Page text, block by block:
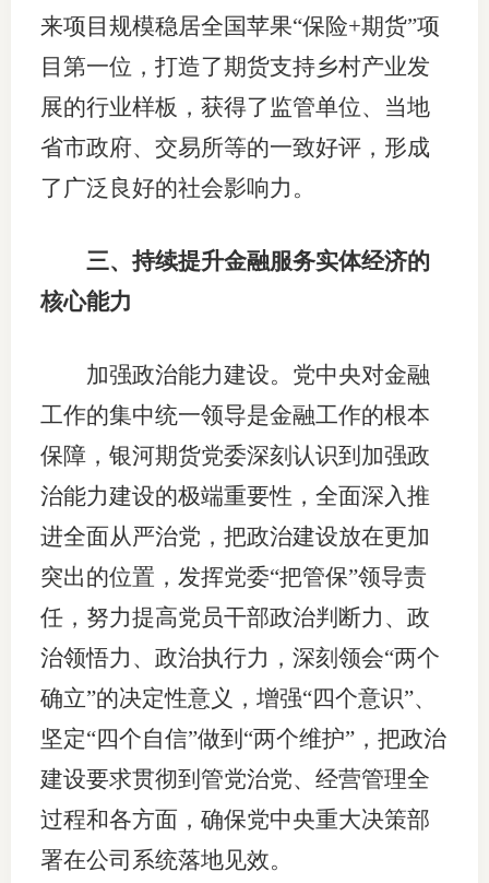
来项目规模稳居全国苹果“保险+期货”项
目第一位，打造了期货支持乡村产业发
展的行业样板，获得了监管单位、当地
省市政府、交易所等的一致好评，形成
了广泛良好的社会影响力。
三、持续提升金融服务实体经济的
核心能力
加强政治能力建设。党中央对金融
工作的集中统一领导是金融工作的根本
保障，银河期货党委深刻认识到加强政
治能力建设的极端重要性，全面深入推
进全面从严治党，把政治建设放在更加
突出的位置，发挥党委“把管保”领导责
任，努力提高党员干部政治判断力、政
治领悟力、政治执行力，深刻领会“两个
确立”的决定性意义，增强“四个意识”、
坚定“四个自信”做到“两个维护”，把政治
建设要求贯彻到管党治党、经营管理全
过程和各方面，确保党中央重大决策部
署在公司系统落地见效。